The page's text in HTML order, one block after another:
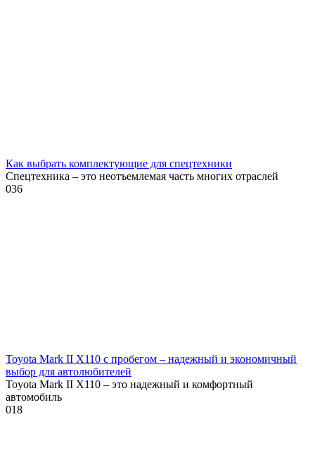
Как выбрать комплектующие для спецтехники
Спецтехника – это неотъемлемая часть многих отраслей
036
Toyota Mark II X110 с пробегом – надежный и экономичный
выбор для автолюбителей
Toyota Mark II X110 – это надежный и комфортный
автомобиль
018